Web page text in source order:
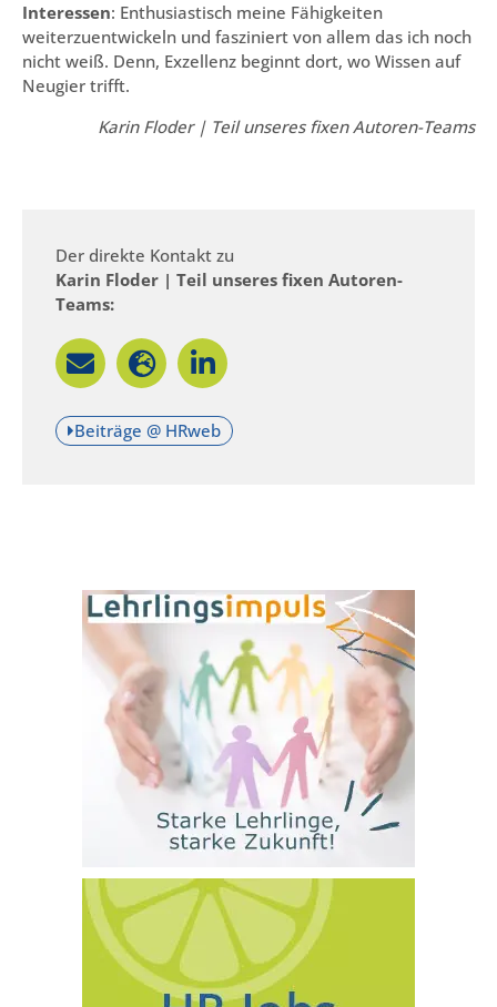
Interessen: Enthusiastisch meine Fähigkeiten
weiterzuentwickeln und fasziniert von allem das ich noch
nicht weiß. Denn, Exzellenz beginnt dort, wo Wissen auf
Neugier trifft.
Karin Floder | Teil unseres fixen Autoren-Teams
Der direkte Kontakt zu
Karin Floder | Teil unseres fixen Autoren-
Teams:
Beiträge @ HRweb